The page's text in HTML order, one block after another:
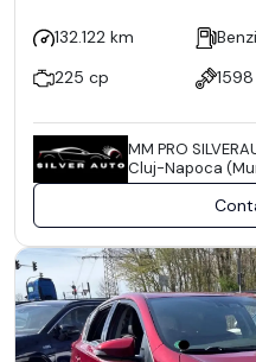
132.122 km
225 cp
MM PRO
Cluj-Napoca